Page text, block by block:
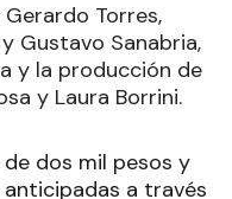
Torres,
Gustavo Sanabria,
y la producción de
y Laura Borrini.
dos mil pesos y
a través